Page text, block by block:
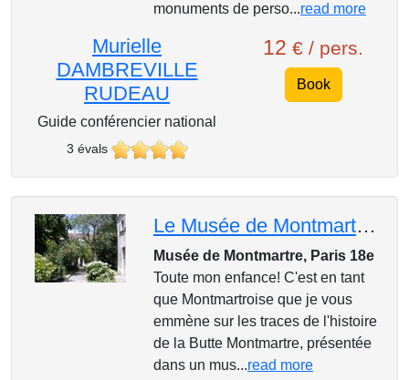
monuments de perso...read more
Murielle
DAMBREVILLE
RUDEAU
Guide conférencier national
3 évals
12 € / pers.
Book
Le Musée de Montmartre : redécouvrez l'histoire de la Butte
Musée de Montmartre, Paris 18e
Toute mon enfance! C'est en tant
que Montmartroise que je vous
emmène sur les traces de l'histoire
de la Butte Montmartre, présentée
dans un mus...read more